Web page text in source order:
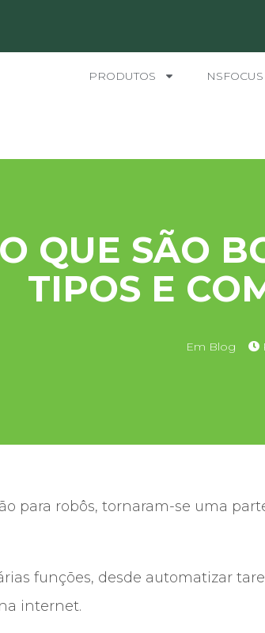
PRODUTOS
O QUE SÃO
TIPOS E
Em Blog
para robôs, tornaram-se uma
funções, desde automatizar
internet.